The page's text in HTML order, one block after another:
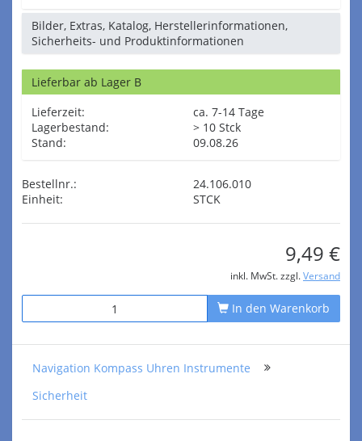
Bilder, Extras, Katalog, Herstellerinformationen,
Sicherheits- und Produktinformationen
Lieferbar ab Lager B
Lieferzeit:
ca. 7-14 Tage
Lagerbestand:
> 10 Stck
Stand:
09.08.26
Bestellnr.:
24.106.010
Einheit:
STCK
9,49 €
inkl. MwSt. zzgl. Versand
In den Warenkorb
Navigation Kompass Uhren Instrumente
Sicherheit